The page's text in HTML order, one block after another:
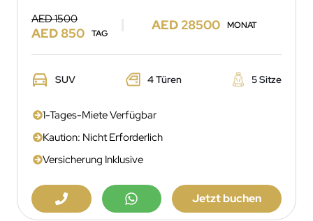
AED 1500
AED 850 TAG
AED 28500 MONAT
SUV 4 Türen 5 Sitze
1-Tages-Miete Verfügbar
Kaution: Nicht Erforderlich
Versicherung Inklusive
Jetzt buchen